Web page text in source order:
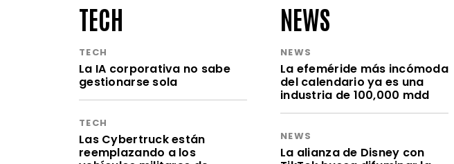
TECH
TECH
La IA corporativa no sabe
gestionarse sola
TECH
Las Cybertruck están
reemplazando a los
NEWS
NEWS
La efeméride más incómoda
del calendario ya es una
industria de 100,000 mdd
NEWS
La alianza de Disney con